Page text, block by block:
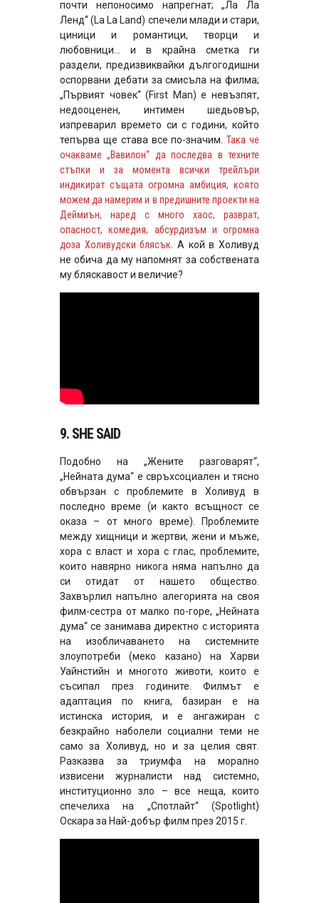
почти непоносимо напрегнат; „Ла Ла
Ленд“ (La La Land) спечели млади и стари,
циници и романтици, творци и
любовници… и в крайна сметка ги
раздели, предизвиквайки дългогодишни
оспорвани дебати за смисъла на филма;
„Първият човек“ (First Man) е невъзпят,
недооценен, интимен шедьовър,
изпреварил времето си с години, който
тепърва ще става все по-значим.Така че
очакваме „Вавилон“ да последва в техните
стъпки и за момента всички трейлъри
индикират същата огромна амбиция, която
можем да намерим и в предишните проекти на
Деймиън, наред с много хаос, разврат,
опасност, комедия, абсурдизъм и огромна
доза Холивудски блясък . А кой в Холивуд
не обича да му напомнят за собствената
му бляскавост и величие?
9. SHE SAID
Подобно на „Жените разговарят“,
„Нейната дума“ е свръхсоциален и тясно
обвързан с проблемите в Холивуд в
последно време (и както всъщност се
оказа – от много време). Проблемите
между хищници и жертви, жени и мъже,
хора с власт и хора с глас, проблемите,
които навярно никога няма напълно да
си отидат от нашето общество.
Захвърлил напълно алегорията на своя
филм-сестра от малко по-горе, „Нейната
дума“ се занимава директно с историята
на изобличаването на системните
злоупотреби (меко казано) на Харви
Уайнстийн и многото животи, които е
съсипал през годините. Филмът е
адаптация по книга, базиран е на
истинска история, и е ангажиран с
безкрайно наболели социални теми не
само за Холивуд, но и за целия свят.
Разказва за триумфа на морално
извисени журналисти над системно,
институционно зло – все неща, които
спечелиха на „Спотлайт“ (Spotlight)
Оскара за Най-добър филм през 2015 г.